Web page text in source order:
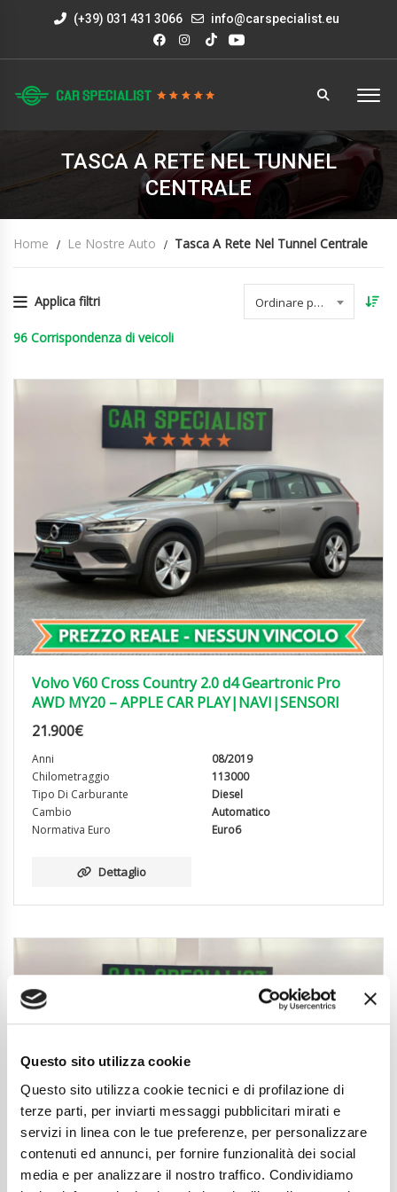
Questo sito utilizza cookie
Questo sito utilizza cookie tecnici e di profilazione di
terze parti, per inviarti messaggi pubblicitari mirati e
servizi in linea con le tue preferenze, per personalizzare
contenuti ed annunci, per fornire funzionalità dei social
media e per analizzare il nostro traffico. Condividiamo
(+39) 031 431 3066 info@carspecialist.eu
TASCA A RETE NEL TUNNEL
CENTRALE
Home Le Nostre Auto Tasca A Rete Nel Tunnel Centrale
Applica filtri Ordinare per data
96 Corrispondenza di veicoli
Volvo V60 Cross Country 2.0 d4 Geartronic Pro
AWD MY20 – APPLE CAR PLAY|NAVI|SENSORI
21.900€
Anni
08/2019
Chilometraggio
113000
Tipo Di Carburante
Diesel
Cambio
Automatico
Normativa Euro
Euro6
Dettaglio